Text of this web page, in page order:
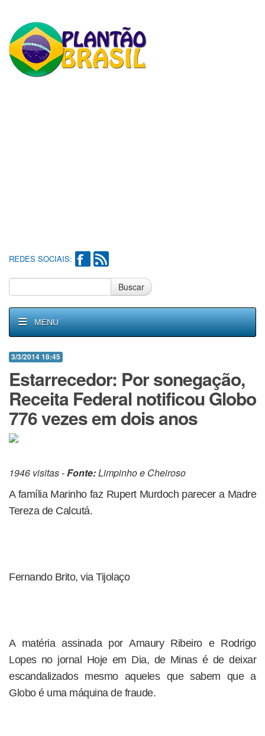
REDES SOCIAIS:
Buscar
MENU
3/3/2014 18:45
Estarrecedor: Por sonegação,
Receita Federal notificou Globo
776 vezes em dois anos
1946 visitas -Fonte:Limpinho e Cheiroso
A família Marinho faz Rupert Murdoch parecer a Madre
Tereza de Calcutá.
Fernando Brito, via Tijolaço
A matéria assinada por Amaury Ribeiro e Rodrigo
Lopes no jornal Hoje em Dia, de Minas é de deixar
escandalizados mesmo aqueles que sabem que a
Globo é uma máquina de fraude.